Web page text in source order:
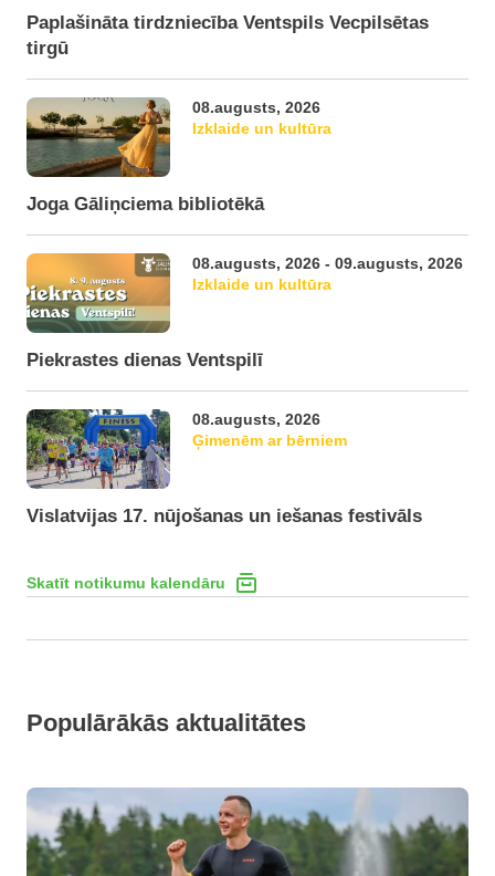
Paplašināta tirdzniecība Ventspils Vecpilsētas
tirgū
08.augusts, 2026
Izklaide un kultūra
Joga Gāliņciema bibliotēkā
08.augusts, 2026 - 09.augusts, 2026
Izklaide un kultūra
Piekrastes dienas Ventspilī
08.augusts, 2026
Ģimenēm ar bērniem
Vislatvijas 17. nūjošanas un iešanas festivāls
Skatīt notikumu kalendāru
Populārākās aktualitātes